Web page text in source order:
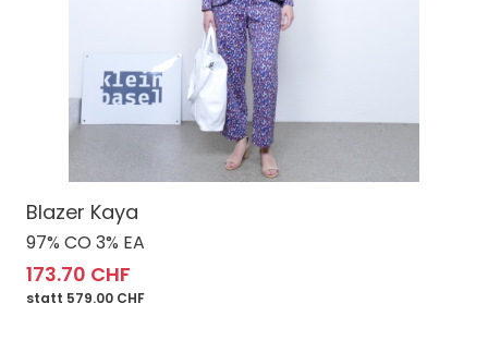
Blazer Kaya
97% CO 3% EA
173.70 CHF
statt 579.00 CHF